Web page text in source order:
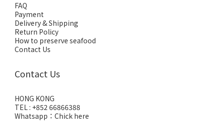
FAQ
Payment
Delivery & Shipping
Return Policy
How to preserve seafood
Contact Us
Contact Us
HONG KONG
TEL : +852 66866388
Whatsapp： Chick here